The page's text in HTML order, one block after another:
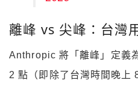
離峰 vs 尖峰：台灣
Anthropic 將「離峰」定義
2 點（即除了台灣時間晚上